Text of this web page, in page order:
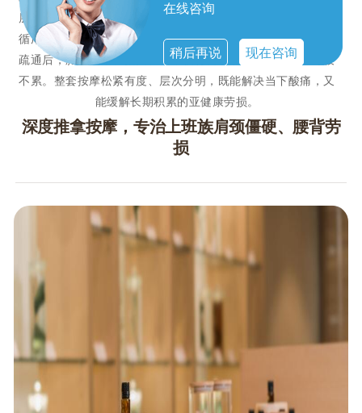
在线咨询
稍后再说 现在咨询
层肌肉松解、结节疏通、劳损修复。技师精准找到僵硬点位，
循序渐进推开紧绷肌肉、化开堆积乳酸、疏通淤堵经络。肩颈
疏通后，脖颈灵活、抬头轻松；腰背调理后，久坐不闷、弯腰
不累。整套按摩松紧有度、层次分明，既能解决当下酸痛，又
能缓解长期积累的亚健康劳损。
深度推拿按摩，专治上班族肩颈僵硬、腰背劳
损